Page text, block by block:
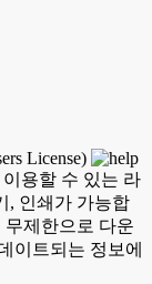
License)
용할 수 있는 라
, 인쇄가 가능합
무제한으로 다운
이트되는 정보에